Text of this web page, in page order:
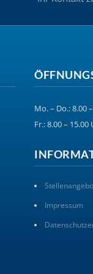
Mo. – Do.: 8.00
Fr.: 8.00 – 15.00
Impressum